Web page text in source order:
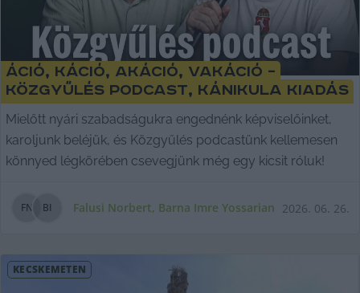
áció, káció, akáció, vakáció –
Közgyűlés podcast, kánikula kiadás
Mielőtt nyári szabadságukra engednénk képviselőinket,
karoljunk beléjük, és Közgyűlés podcastünk kellemesen
könnyed légkörében csevegjünk még egy kicsit róluk!
FN BI Falusi Norbert, Barna Imre Yossarian 2026. 06. 26.
KECSKEMÉTEN